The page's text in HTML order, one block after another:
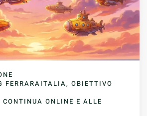
FERRARAITALIA, OBIETTIVO
CONTINUA ONLINE E ALLE